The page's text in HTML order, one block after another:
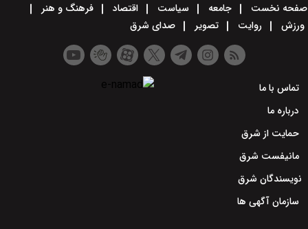
صفحه نخست جامعه سیاست اقتصاد
فرهنگ و هنر
ورزش
روایت تصویر صدای شرق
تماس با ما
درباره ما
حمایت از شرق
مانیفست شرق
نویسندگان شرق
سازمان آگهی ها